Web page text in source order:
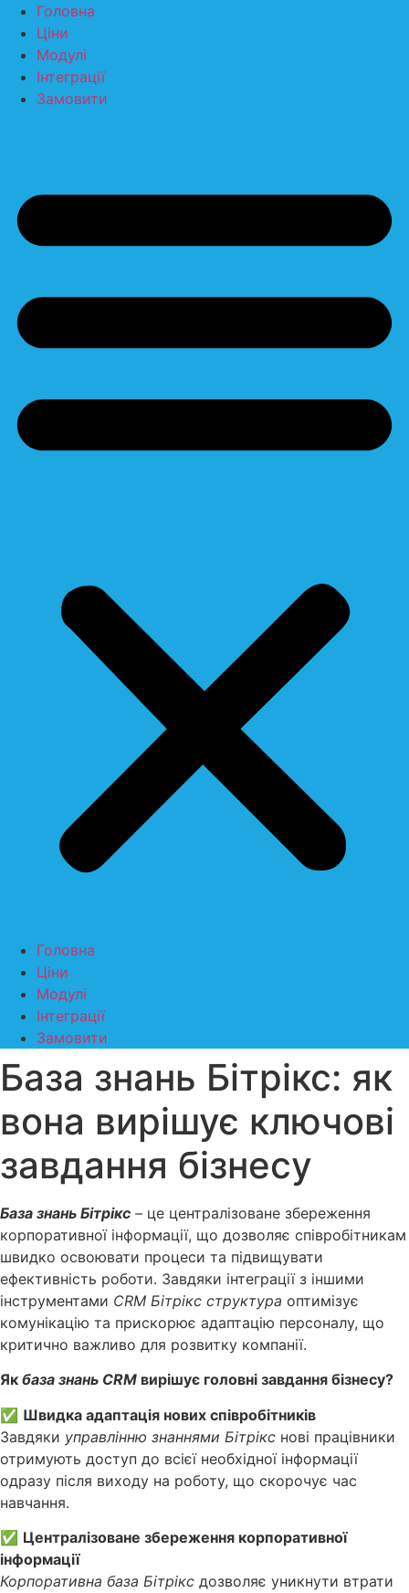
Перейти
вмісту
Головна
Ціни
Модулі
Інтеграції
Замовити
Головна
Ціни
Модулі
Інтеграції
Замовити
База знань Бітрікс: як
вона вирішує ключові
завдання бізнесу
База знань Бітрікс – це централізоване збереження
корпоративної інформації, що дозволяє співробітникам
швидко освоювати процеси та підвищувати
ефективність роботи. Завдяки інтеграції з іншими
інструментами CRM Бітрікс структура оптимізує
комунікацію та прискорює адаптацію персоналу, що
критично важливо для розвитку компанії.
Як база знань CRM вирішує головні завдання бізнесу?
✅ Швидка адаптація нових співробітників
Завдяки управлінню знаннями Бітрікс нові працівники
отримують доступ до всієї необхідної інформації
одразу після виходу на роботу, що скорочує час
навчання.
✅ Централізоване збереження корпоративної
інформації
Корпоративна база Бітрікс дозволяє уникнути втрати